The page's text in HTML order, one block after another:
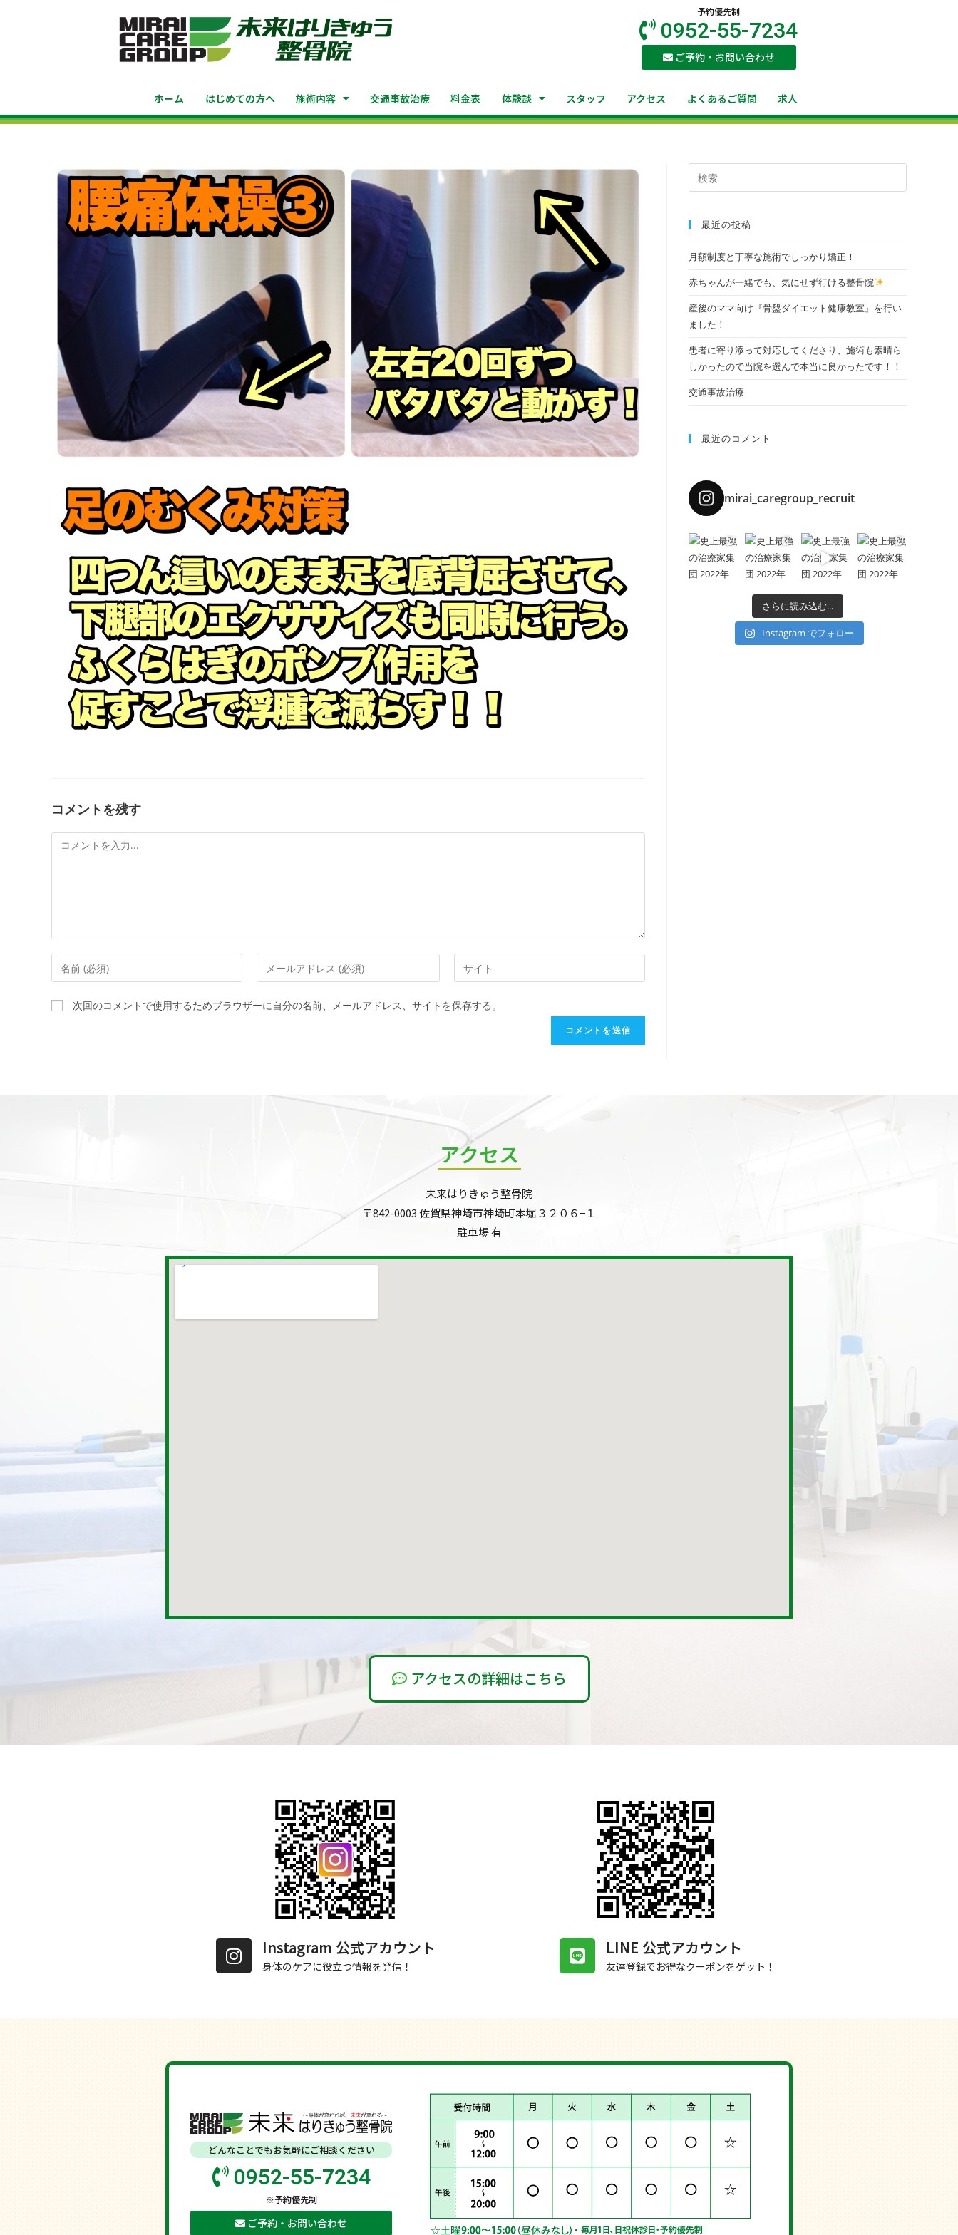
予約優先制
0952-55-7234
ご予約・お問い合わせ
ホーム はじめての方へ 施術内容 交通事故治療 料金表 体験談 スタッフ アクセス よくあるご質問 求人
コメントを残す
次回のコメントで使用するためブラウザーに自分の名前、メールアドレス、サイトを保存する。
最近の投稿
月額制度と丁寧な施術でしっかり矯正！
赤ちゃんが一緒でも、気にせず行ける整骨院
産後のママ向け『骨盤ダイエット健康教室』を行い
ました！
患者に寄り添って対応してくださり、施術も素晴ら
しかったので当院を選んで本当に良かったです！！
交通事故治療
最近のコメント
mirai_caregroup_recruit
さらに読み込む...
Instagram でフォロー
アクセス
未来はりきゅう整骨院
〒842-0003 佐賀県神埼市神埼町本堀３２０６−１
駐車場 有
アクセスの詳細はこちら
Instagram 公式アカウント
身体のケアに役立つ情報を発信！
LINE 公式アカウント
友達登録でお得なクーポンをゲット！
どんなことでもお気軽にご相談ください
0952-55-7234
※予約優先制
ご予約・お問い合わせ